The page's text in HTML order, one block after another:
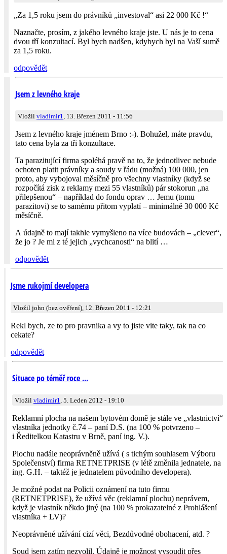
„Za 1,5 roku jsem do právníků „investoval“ asi 22 000 Kč !“
Naznačte, prosím, z jakého levného kraje jste. U nás je to cena
dvou tří konzultací. Byl bych nadšen, kdybych byl na Vaší sumě
za 1,5 roku.
odpovědět
Jsem z levného kraje
Vložil vladimir1, 13. Březen 2011 - 11:56
Jsem z levného kraje jménem Brno :-). Bohužel, máte pravdu,
tato cena byla za tři konzultace.
Ta parazitující firma spoléhá pravě na to, že jednotlivec nebude
ochoten platit právníky a soudy v řádu (možná) 100 000, jen
proto, aby vybojoval měsíčně pro všechny vlastníky (když se
rozpočítá zisk z reklamy mezi 55 vlastníků) pár stokorun „na
přilepšenou“ – například do fondu oprav … Jemu (tomu
parazitovi) se to samému přitom vyplatí – minimálně 30 000 Kč
měsíčně.
A údajně to mají takhle vymyšleno na více budovách – „clever“,
že jo ? Je mi z té jejich „vychcanosti“ na blití …
odpovědět
Jsme rukojmí developera
Vložil john (bez ověření), 12. Březen 2011 - 12:21
Rekl bych, ze to pro pravnika a vy to jiste vite taky, tak na co
cekate?
odpovědět
Situace po téměř roce ...
Vložil vladimir1, 5. Leden 2012 - 19:10
Reklamní plocha na našem bytovém domě je stále ve „vlastnictví“
vlastníka jednotky č.74 – paní D.S. (na 100 % potvrzeno –
i Ředitelkou Katastru v Brně, paní ing. V.).
Plochu nadále neoprávněně užívá ( s tichým souhlasem Výboru
Společenství) firma RETNETPRISE (v létě změnila jednatele, na
ing. G.H. – taktéž je jednatelem původního developera).
Je možné podat na Policii oznámení na tuto firmu
(RETNETPRISE), že užívá věc (reklamní plochu) neprávem,
když je vlastník někdo jiný (na 100 % prokazatelné z Prohlášení
vlastníka + LV)?
Neoprávněné užívání cizí věci, Bezdůvodné obohacení, atd. ?
Soud jsem zatím nezvolil. Údajně je možnost vysoudit přes